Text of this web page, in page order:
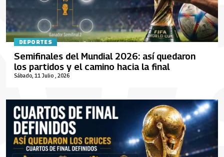
DEPORTES
Sábado, 11 Julio , 2026
Semifinales del Mundial 2026: así quedaron
los partidos y el camino hacia la final